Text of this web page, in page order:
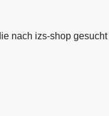
nach izs-shop